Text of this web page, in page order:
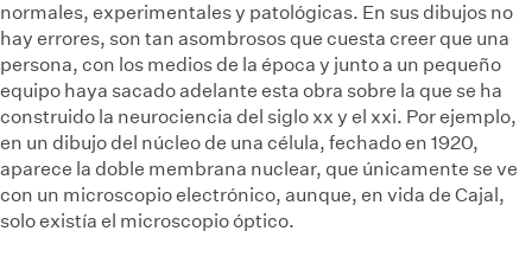
normales, experimentales y patológicas. En sus dibujos no
hay errores, son tan asombrosos que cuesta creer que una
persona, con los medios de la época y junto a un pequeño
equipo haya sacado adelante esta obra sobre la que se ha
construido la neurociencia del siglo xx y el xxi. Por ejemplo,
en un dibujo del núcleo de una célula, fechado en 1920,
aparece la doble membrana nuclear, que únicamente se ve
con un microscopio electrónico, aunque, en vida de Cajal,
solo existía el microscopio óptico.